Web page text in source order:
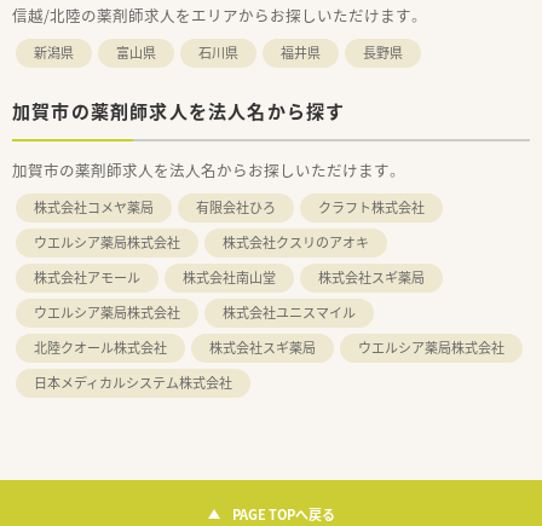
信越/北陸の薬剤師求人をエリアからお探しいただけます。
新潟県 富山県 石川県 福井県 長野県
加賀市の薬剤師求人を法人名から探す
加賀市の薬剤師求人を法人名からお探しいただけます。
株式会社コメヤ薬局 有限会社ひろ
クラフト株式会社
ウエルシア薬局株式会社
株式会社クスリのアオキ
株式会社アモール
株式会社南山堂
株式会社スギ薬局
ウエルシア薬局株式会社
株式会社ユニスマイル
北陸クオール株式会社
株式会社スギ薬局
ウエルシア薬局株式会社
日本メディカルシステム株式会社
PAGE TOPへ戻る